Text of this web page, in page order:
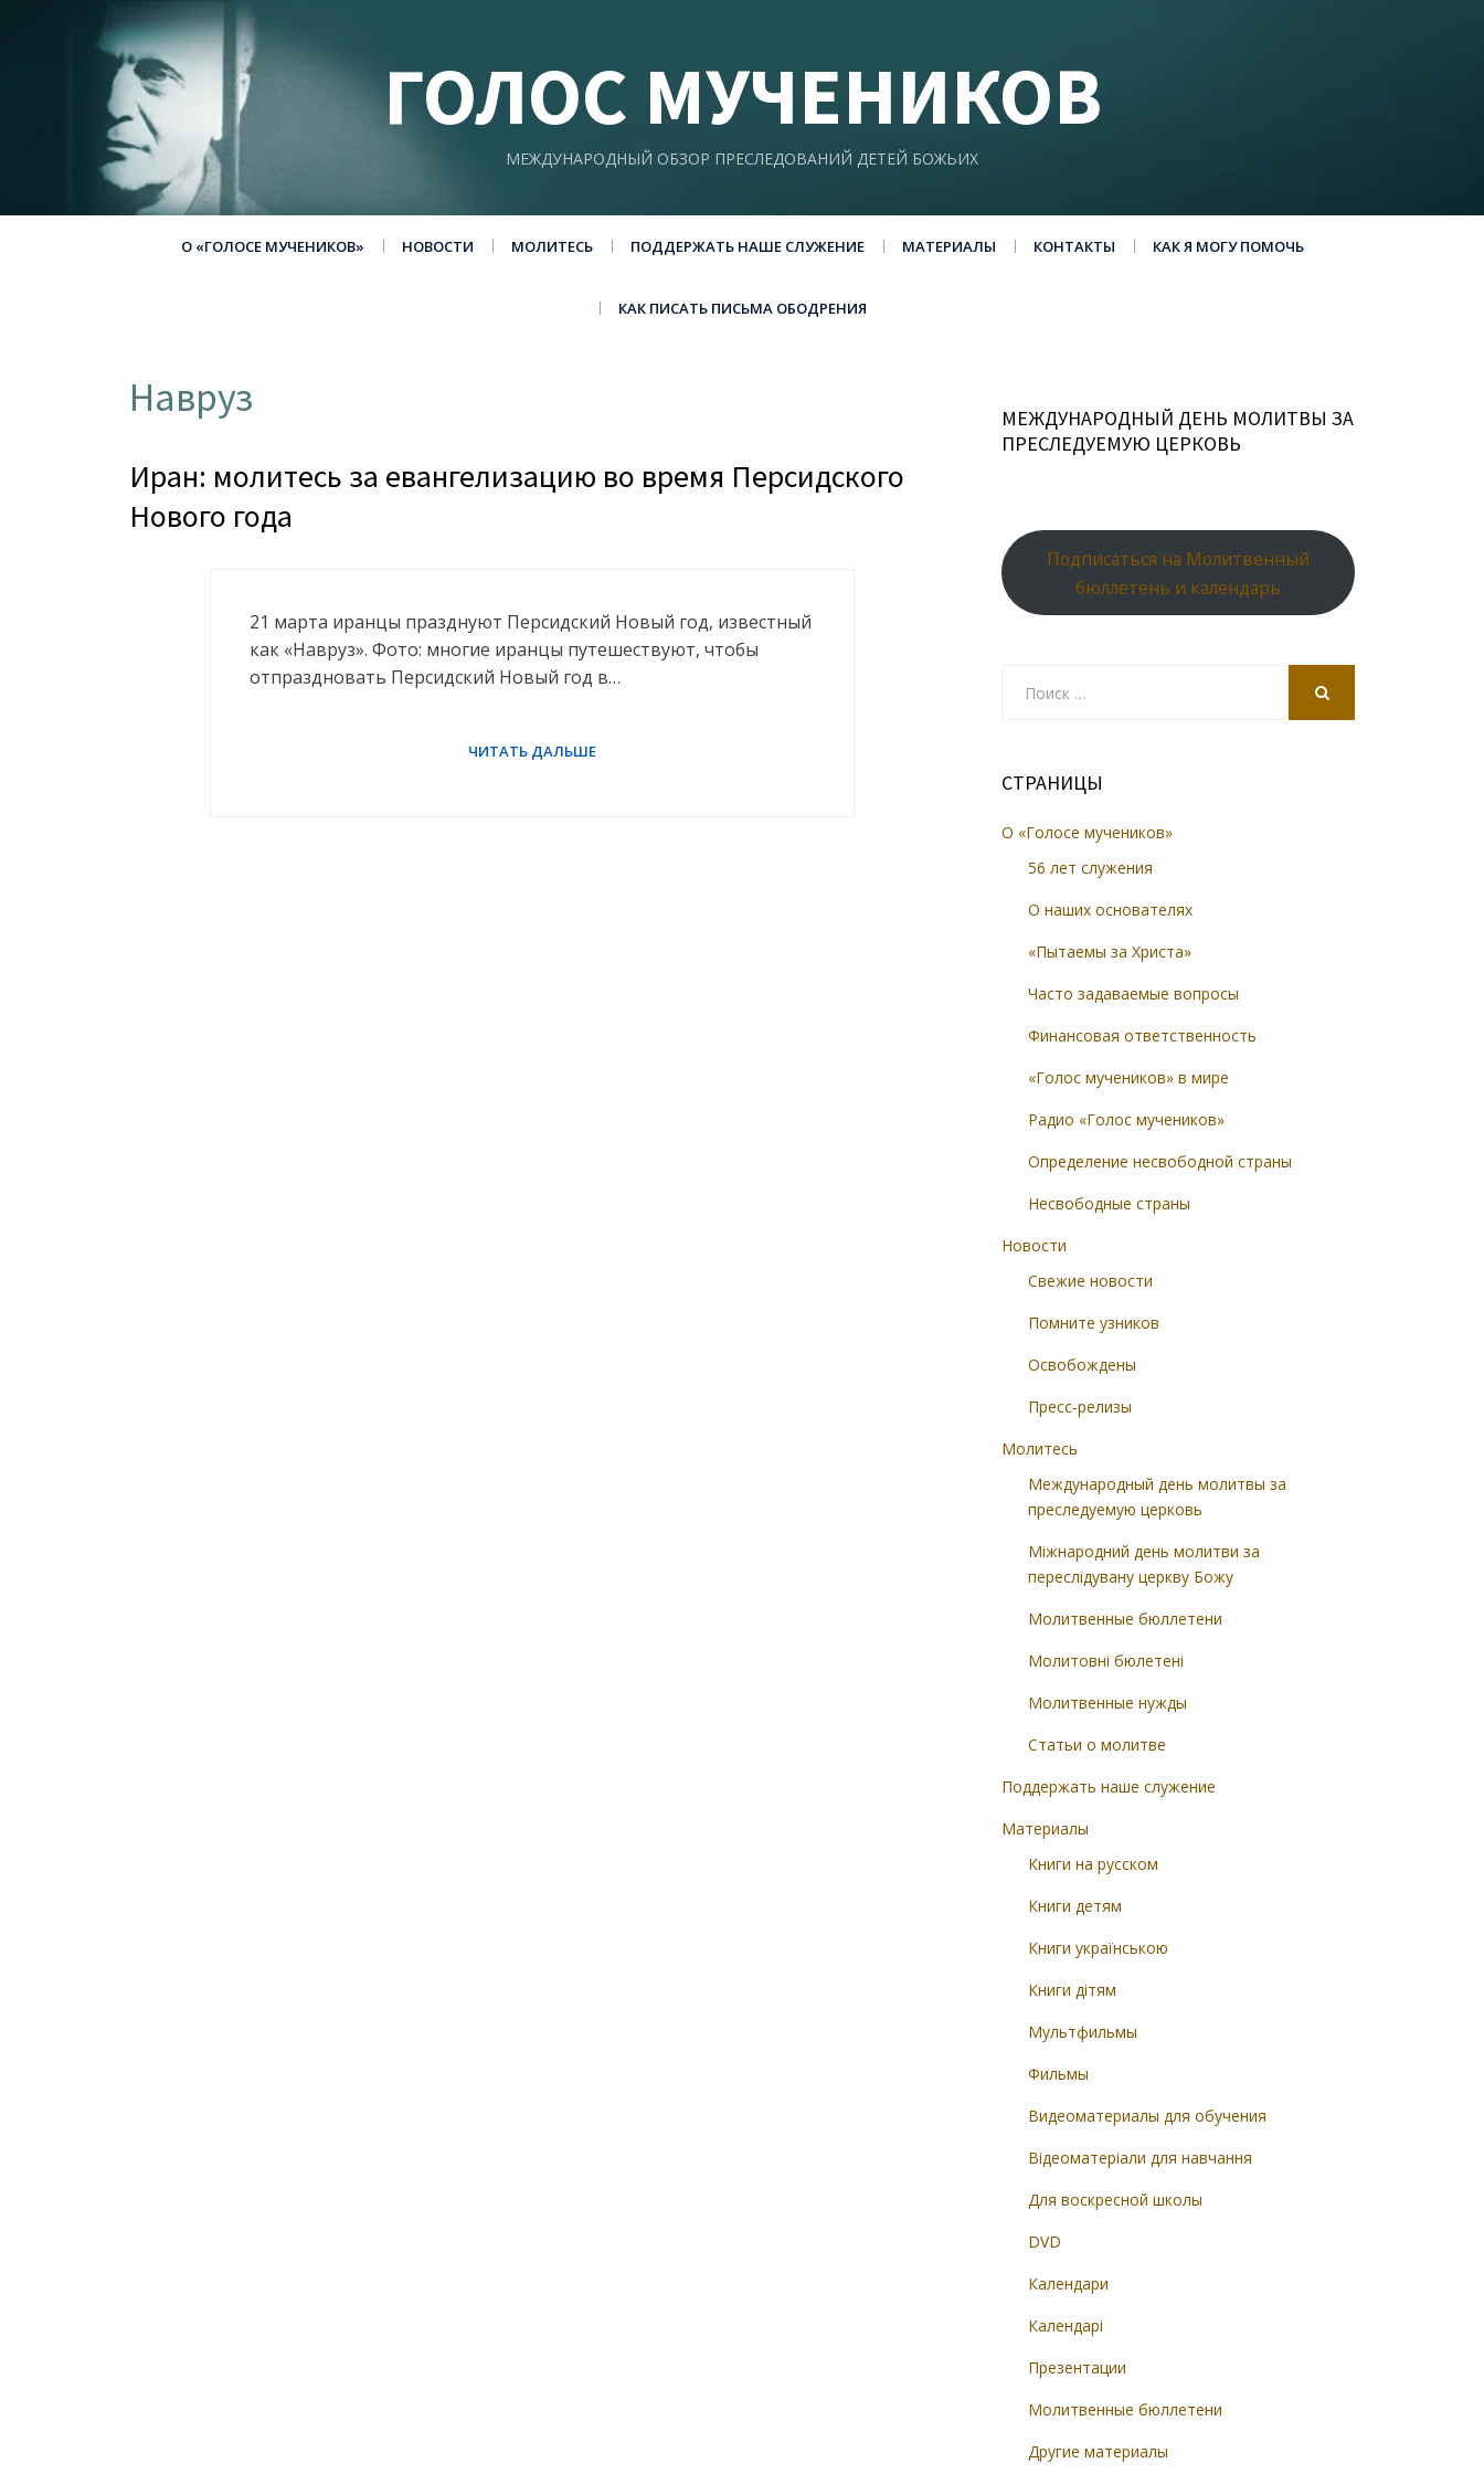
ГОЛОС МУЧЕНИКОВ
МЕЖДУНАРОДНЫЙ ОБЗОР ПРЕСЛЕДОВАНИЙ ДЕТЕЙ БОЖЬИХ
О «ГОЛОСЕ МУЧЕНИКОВ» НОВОСТИ МОЛИТЕСЬ ПОДДЕРЖАТЬ НАШЕ СЛУЖЕНИЕ МАТЕРИАЛЫ КОНТАКТЫ КАК Я МОГУ ПОМОЧЬ
КАК ПИСАТЬ ПИСЬМА ОБОДРЕНИЯ
Навруз
Иран: молитесь за евангелизацию во время Персидского
Нового года
21 марта иранцы празднуют Персидский Новый год, известный
как «Навруз». Фото: многие иранцы путешествуют, чтобы
отпраздновать Персидский Новый год в…
МЕЖДУНАРОДНЫЙ ДЕНЬ МОЛИТВЫ ЗА
ПРЕСЛЕДУЕМУЮ ЦЕРКОВЬ
Подписаться на Молитвенный
бюллетень и календарь
СТРАНИЦЫ
О «Голосе мучеников»
56 лет служения
О наших основателях
«Пытаемы за Христа»
Часто задаваемые вопросы
Финансовая ответственность
«Голос мучеников» в мире
Радио «Голос мучеников»
Определение несвободной страны
Несвободные страны
Новости
Свежие новости
Помните узников
Освобождены
Пресс-релизы
Молитесь
Международный день молитвы за
преследуемую церковь
Міжнародний день молитви за
переслідувану церкву Божу
Молитвенные бюллетени
Молитовні бюлетені
Молитвенные нужды
Статьи о молитве
Поддержать наше служение
Материалы
Книги на русском
Книги детям
Книги українською
Книги дітям
Мультфильмы
Фильмы
Видеоматериалы для обучения
Відеоматеріали для навчання
Для воскресной школы
DVD
Календари
Календарі
Презентации
Молитвенные бюллетени
Другие материалы